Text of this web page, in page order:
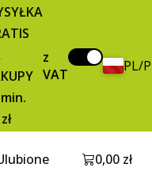
z
VAT
PL/
Otwórz
0,00 zł
Dodaj do koszyka